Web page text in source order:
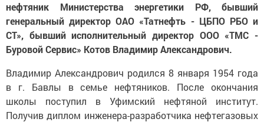
нефтяник Министерства энергетики РФ, бывший
генеральный директор ОАО «Татнефть - ЦБПО РБО и
СТ», бывший исполнительный директор ООО «ТМС -
Буровой Сервис» Котов Владимир Александрович.
Владимир Александрович родился 8 января 1954 года
в г. Бавлы в семье нефтяников. После окончания
школы поступил в Уфимский нефтяной институт.
Получив диплом инженера-разработчика нефтегазовых